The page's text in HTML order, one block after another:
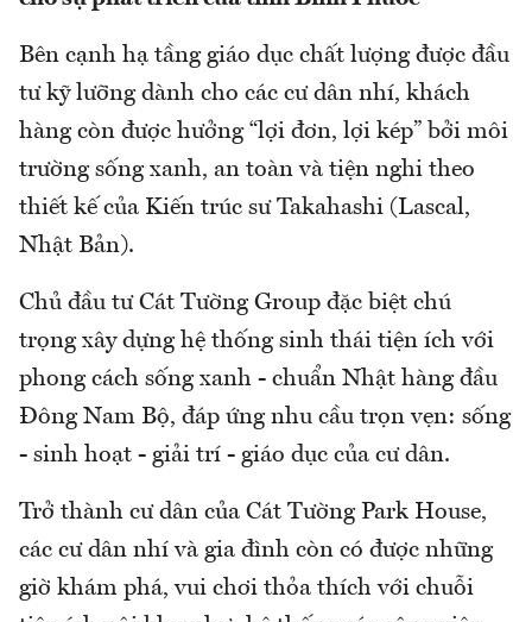
Bên cạnh hạ tầng giáo dục chất lượng được đầu
tư kỹ lưỡng dành cho các cư dân nhí, khách
hàng còn được hưởng “lợi đơn, lợi kép” bởi môi
trường sống xanh, an toàn và tiện nghi theo
thiết kế của Kiến trúc sư Takahashi (Lascal,
Nhật Bản).
Chủ đầu tư Cát Tường Group đặc biệt chú
trọng xây dựng hệ thống sinh thái tiện ích với
phong cách sống xanh - chuẩn Nhật hàng đầu
Đông Nam Bộ, đáp ứng nhu cầu trọn vẹn: sống
- sinh hoạt - giải trí - giáo dục của cư dân.
Trở thành cư dân của Cát Tường Park House,
các cư dân nhí và gia đình còn có được những
giờ khám phá, vui chơi thỏa thích với chuỗi